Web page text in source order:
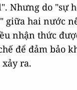
Nhưng do "sự
giữa hai nước
nhận thức
để đảm bảo
ra.